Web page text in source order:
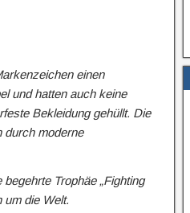
einen
und hatten auch keine
Bekleidung gehüllt. Die
durch moderne
Trophäe „Fighting
um die Welt.